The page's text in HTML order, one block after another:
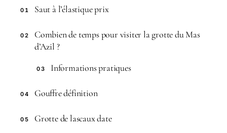
01 Saut à l’élastique prix
02
Combien de temps pour visiter la grotte du Mas
d’Azil ?
03 Informations pratiques
04 Gouffre définition
05 Grotte de lascaux date